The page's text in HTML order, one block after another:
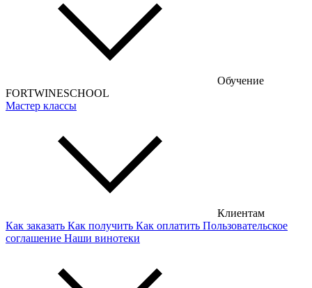
Обучение
FORTWINESCHOOL
Мастер классы
Клиентам
Как заказать Как получить Как оплатить Пользовательское
соглашение Наши винотеки